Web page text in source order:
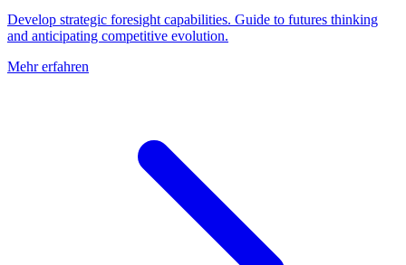
Develop strategic foresight capabilities. Guide to futures thinking
and anticipating competitive evolution.
Mehr erfahren